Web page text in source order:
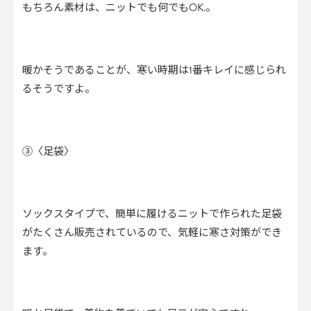
もちろん素材は、ニットでも何でもOK.。
暖かそうであることが、寒い時期は1番キレイに感じられ
るそうですよ。
③〈足袋〉
ソックスタイプで、簡単に履けるニットで作られた足袋
がたくさん販売されているので、気軽に寒さ対策ができ
ます。